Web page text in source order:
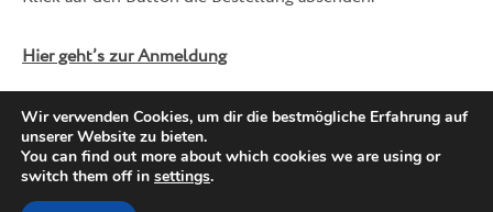
Hier geht’s zur Anmeldung
FacebookTwitterInstagram
Wir verwenden Cookies, um dir die bestmögliche Erfahrung auf
unserer Website zu bieten.
You can find out more about which cookies we are using or
switch them off in settings.